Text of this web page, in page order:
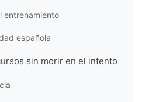
entrenamiento
española
sin morir en el intento